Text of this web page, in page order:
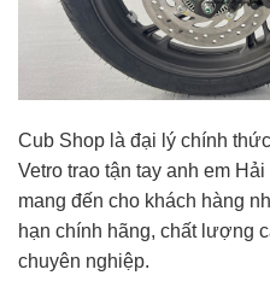
Cub Shop là đại lý chính
Vetro trao tận tay anh em
mang đến cho khách hàng
hạn chính hãng, chất lượng
chuyên nghiệp.